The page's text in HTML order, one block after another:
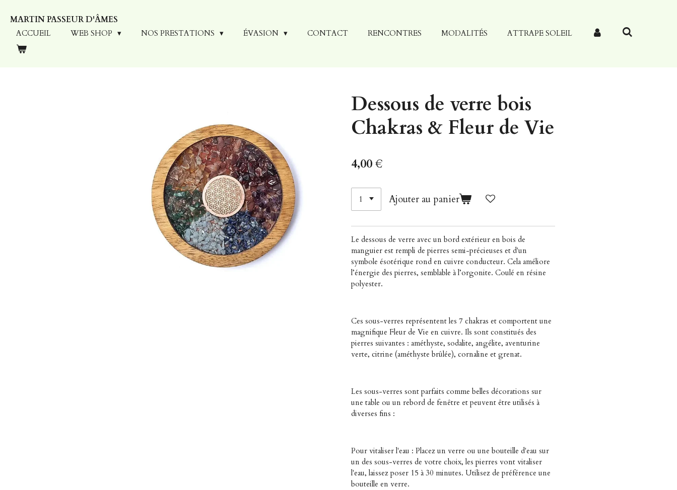
au
contenu
principal
MARTIN PASSEUR D'ÂMES
ACCUEIL WEB SHOP NOS PRESTATIONS ÉVASION CONTACT RENCONTRES MODALITÉS ATTRAPE SOLEIL
Dessous de verre bois
Chakras & Fleur de Vie
4,00 €
Ajouter au panier
Le dessous de verre avec un bord extérieur en bois de
manguier est rempli de pierres semi-précieuses et d'un
symbole ésotérique rond en cuivre conducteur. Cela améliore
l’énergie des pierres, semblable à l’orgonite. Coulé en résine
polyester.
Ces sous-verres représentent les 7 chakras et comportent une
magnifique Fleur de Vie en cuivre. Ils sont constitués des
pierres suivantes : améthyste, sodalite, angélite, aventurine
verte, citrine (améthyste brûlée), cornaline et grenat.
Les sous-verres sont parfaits comme belles décorations sur
une table ou un rebord de fenêtre et peuvent être utilisés à
diverses fins :
Pour vitaliser l'eau : Placez un verre ou une bouteille d'eau sur
un des sous-verres de votre choix, les pierres vont vitaliser
l'eau, laissez poser 15 à 30 minutes. Utilisez de préférence une
bouteille en verre.